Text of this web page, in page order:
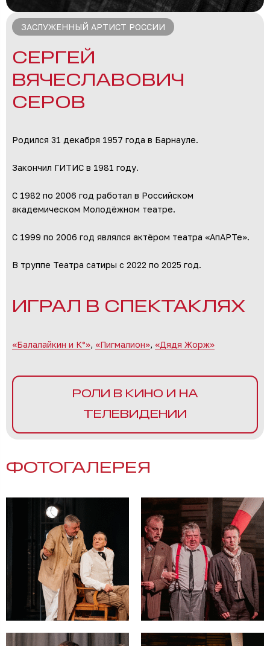
ЗАСЛУЖЕННЫЙ АРТИСТ РОССИИ
СЕРГЕЙ
ВЯЧЕСЛАВОВИЧ
СЕРОВ
Родился 31 декабря 1957 года в Барнауле.
Закончил ГИТИС в 1981 году.
С 1982 по 2006 год работал в Российском
академическом Молодёжном театре.
С 1999 по 2006 год являлся актёром театра «АпАРТе».
В труппе Театра сатиры с 2022 по 2025 год.
ИГРАЛ В СПЕКТАКЛЯХ
«Балалайкин и К°», «Пигмалион», «Дядя Жорж»
РОЛИ В КИНО И НА
ТЕЛЕВИДЕНИИ
ФОТОГАЛЕРЕЯ